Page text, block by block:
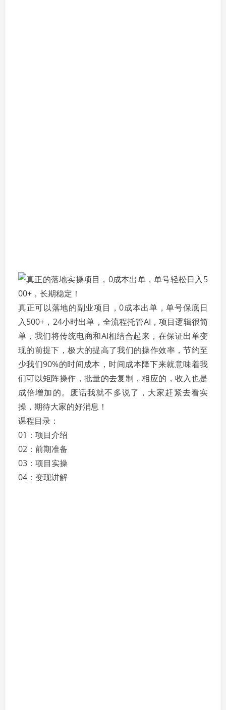
真正可以落地的副业项目，0成本出单，单号保底日
入500+，24小时出单，全流程托管AI，项目逻辑很简
单，我们将传统电商和AI相结合起来，在保证出单变
现的前提下，极大的提高了我们的操作效率，节约至
少我们90%的时间成本，时间成本降下来就意味着我
们可以矩阵操作，批量的去复制，相应的，收入也是
成倍增加的。废话我就不多说了，大家赶紧去看实
操，期待大家的好消息！
课程目录：
01：项目介绍
02：前期准备
03：项目实操
04：变现讲解